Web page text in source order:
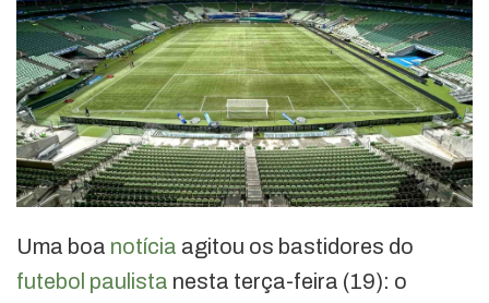
Uma boa notícia agitou os bastidores do
futebol paulista nesta terça-feira (19): o